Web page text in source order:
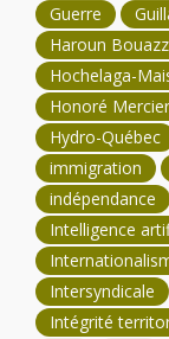
Guerre
Haroun
Hochelaga-
Honoré Mercier
Hydro-Québec
immigration
indépendance
Intelligence
Intersyndicale
Intégrité